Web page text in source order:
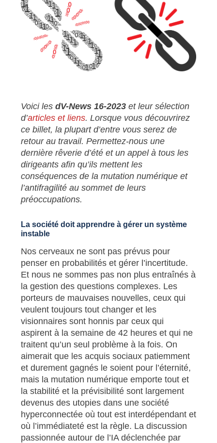
Voici les dV-News 16-2023et leur sélection
d’articles et liens. Lorsque vous découvrirez
ce billet, la plupart d’entre vous serez de
retour au travail. Permettez-nous une
dernière rêverie d’été et un appel à tous les
dirigeants afin qu’ils mettent les
conséquences de la mutation numérique et
l’antifragilité au sommet de leurs
préoccupations.
La société doit apprendre à gérer un système
instable
Nos cerveaux ne sont pas prévus pour
penser en probabilités et gérer l’incertitude.
Et nous ne sommes pas non plus entraînés à
la gestion des questions complexes. Les
porteurs de mauvaises nouvelles, ceux qui
veulent toujours tout changer et les
visionnaires sont honnis par ceux qui
aspirent à la semaine de 42 heures et qui ne
traitent qu’un seul problème à la fois. On
aimerait que les acquis sociaux patiemment
et durement gagnés le soient pour l’éternité,
mais la mutation numérique emporte tout et
la stabilité et la prévisibilité sont largement
devenus des utopies dans une société
hyperconnectée où tout est interdépendant et
où l’immédiateté est la règle. La discussion
passionnée autour de l’IA déclenchée par